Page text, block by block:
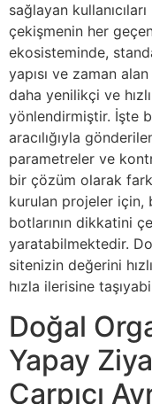
sağlayan
çekişmenin her
ekosisteminde,
yapısı ve zaman
daha yenilikçi ve
yönlendirmiştir. İşte
aracılığıyla
parametreler ve
bir çözüm olarak
kurulan projeler için,
botlarının dikkatini
yaratabilmektedir.
sitenizin değerini
hızla ilerisine
Doğal
Yapay
Çarpıcı